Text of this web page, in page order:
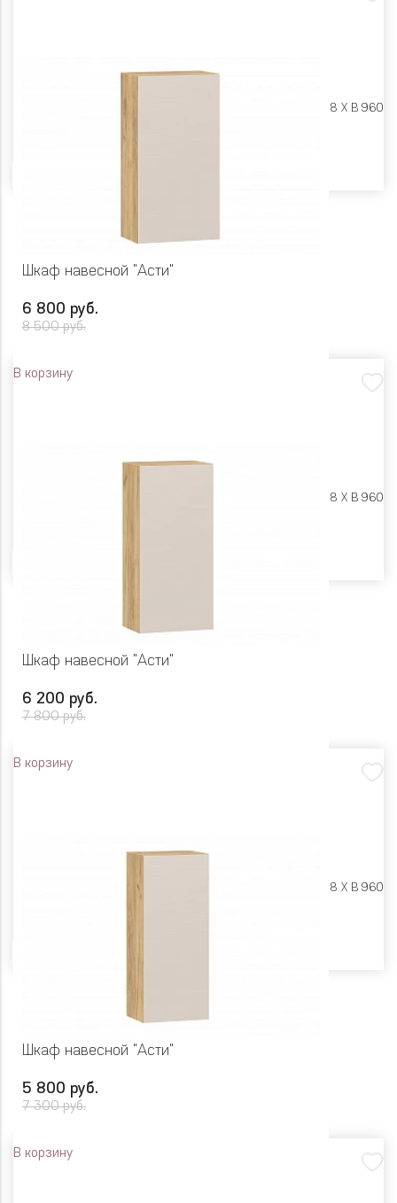
Ш 600 X Г 318 X В 960
Шкаф навесной "Асти"
6 800 руб.
8 500 руб.
В корзину
Ш 500 X Г 318 X В 960
Шкаф навесной "Асти"
6 200 руб.
7 800 руб.
В корзину
Ш 450 X Г 318 X В 960
Шкаф навесной "Асти"
5 800 руб.
7 300 руб.
В корзину